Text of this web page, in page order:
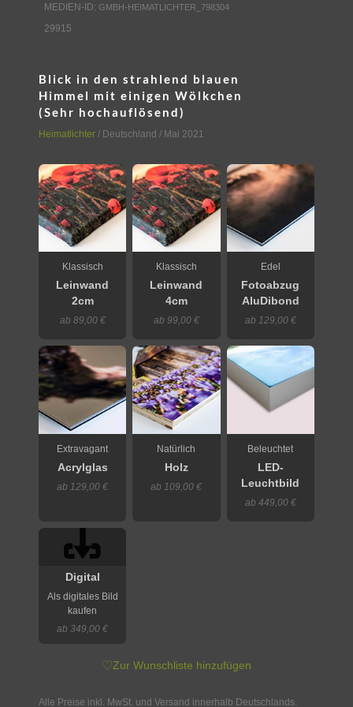
MEDIEN-ID: GMBH-HEIMATLICHTER_798304
29915
Blick in den strahlend blauen
Himmel mit einigen Wölkchen
(Sehr hochauflösend)
Heimatlichter / Deutschland / Mai 2021
Klassisch
Leinwand
2cm
ab 89,00 €
Klassisch
Leinwand
4cm
ab 99,00 €
Edel
Fotoabzug
AluDibond
ab 129,00 €
Extravagant
Acrylglas
ab 129,00 €
Natürlich
Holz
ab 109,00 €
Beleuchtet
LED-
Leuchtbild
ab 449,00 €
Digital
Als digitales Bild
kaufen
ab 349,00 €
♡Zur Wunschliste hinzufügen
Alle Preise inkl. MwSt. und Versand innerhalb Deutschlands.